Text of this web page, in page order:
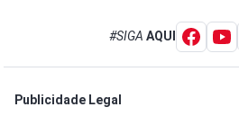
#SIGA AQUI
Publicidade Legal